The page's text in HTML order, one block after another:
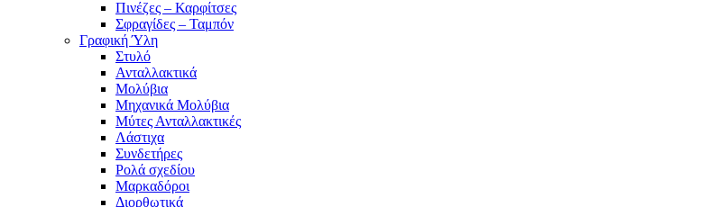
Πινέζες – Καρφίτσες
Σφραγίδες – Ταμπόν
Γραφική Ύλη
Στυλό
Ανταλλακτικά
Μολύβια
Μηχανικά Μολύβια
Μύτες Ανταλλακτικές
Λάστιχα
Συνδετήρες
Ρολά σχεδίου
Μαρκαδόροι
Διορθωτικά